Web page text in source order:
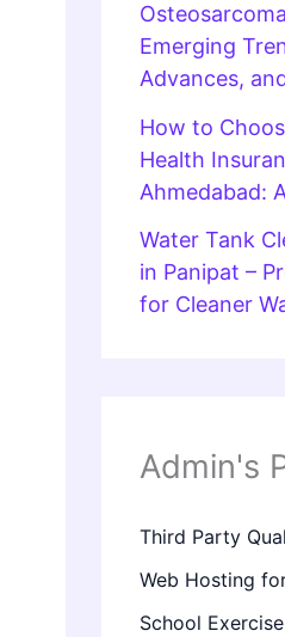
Emerging
Advances,
How to
Health
Ahmedabad:
Water Tank
in Panipat –
for Cleaner
Admin's
Third Party
Web Hosting
School